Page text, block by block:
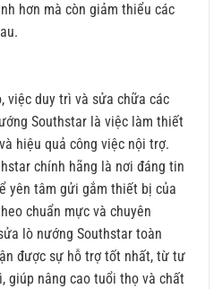
hơn mà còn giảm thiểu các
việc duy trì và sửa chữa các
Southstar là việc làm thiết
hiệu quả công việc nội trợ.
chính hãng là nơi đáng tin
yên tâm gửi gắm thiết bị của
chuẩn mực và chuyên
lò nướng Southstar toàn
được sự hỗ trợ tốt nhất, từ tư
giúp nâng cao tuổi thọ và chất